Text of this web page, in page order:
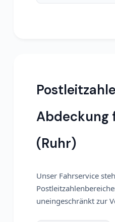
Abdeckung
(Ruhr)
Unser Fahrservice
uneingeschränkt zur